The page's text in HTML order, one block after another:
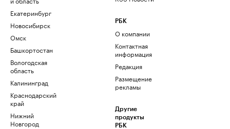
Екатеринбург
Новосибирск
Омск
Башкортостан
Вологодская
область
Калининград
Краснодарский
край
Нижний
Новгород
РБК
О компании
Контактная
информация
Редакция
Размещение
рекламы
Другие
продукты
РБК